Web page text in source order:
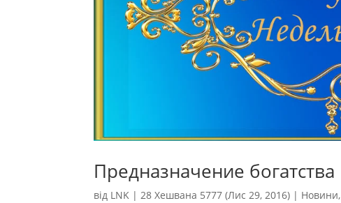
Предназначение богатства
від LNK |28 Хешвана 5777 (Лис 29, 2016) | Новини,